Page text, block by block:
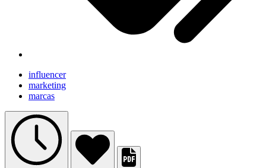
influencer
marketing
marcas